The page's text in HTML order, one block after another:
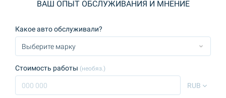
ВАШ ОПЫТ ОБСЛУЖИВАНИЯ И МНЕНИЕ
Какое авто обслуживали?
Стоимость работы (необяз.)
RUB